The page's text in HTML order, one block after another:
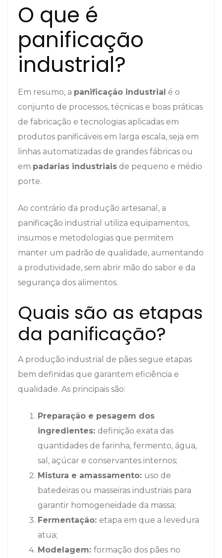
O que é
panificação
industrial?
Em resumo, a panificação industrial é o
conjunto de processos, técnicas e boas práticas
de fabricação e tecnologias aplicadas em
produtos panificáveis em larga escala, seja em
linhas automatizadas de grandes fábricas ou
em padarias industriais de pequeno e médio
porte.
Ao contrário da produção artesanal, a
panificação industrial utiliza equipamentos,
insumos e metodologias que permitem
manter um padrão de qualidade, aumentando
a produtividade, sem abrir mão do sabor e da
segurança dos alimentos.
Quais são as etapas
da panificação?
A produção industrial de pães segue etapas
bem definidas que garantem eficiência e
qualidade. As principais são:
Preparação e pesagem dos
ingredientes: definição exata das
quantidades de farinha, fermento, água,
sal, açúcar e conservantes internos;
Mistura e amassamento: uso de
batedeiras ou masseiras industriais para
garantir homogeneidade da massa;
Fermentação: etapa em que a levedura
atua;
Modelagem: formação dos pães no